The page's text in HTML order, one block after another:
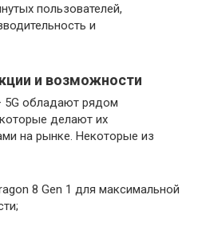
пользователей,
и
и возможности
5G обладают рядом
делают их
на рынке. Некоторые из
8 Gen 1 для максимальной